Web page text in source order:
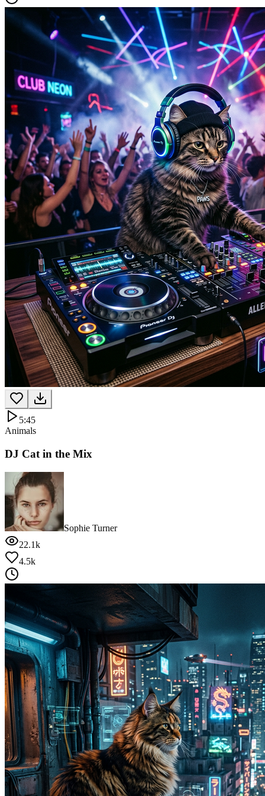
5:45
Animals
DJ Cat in the Mix
Sophie Turner
22.1k
4.5k